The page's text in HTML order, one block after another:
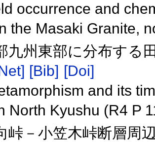
occurrence and
the Masaki Granite,
九州東部に分布する
[Bib] [Doi]
and its
North Kyushu (R4 P
峠－小笠木峠断層周